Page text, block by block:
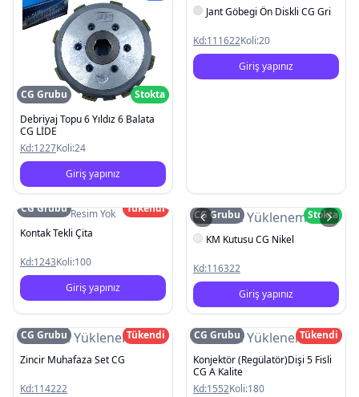
CG Grubu
Stokta
Debriyaj Topu 6 Yıldız 6 Balata
CG LİDE
Kd:1227Koli:24
Giriş yapınız
Jant Göbegi Ön Diskli CG Gri
Kd:111622Koli:20
Giriş yapınız
Resim Yok
CG Grubu
Tükendi
Kontak Tekli Çita
Kd:1243Koli:100
Giriş yapınız
Resim Yüklenemedi
CG Grubu
Stokta
KM Kutusu CG Nikel
Kd:116322
Giriş yapınız
Resim Yüklenemedi
CG Grubu
Tükendi
Zincir Muhafaza Set CG
Kd:114222
Resim Yüklenemedi
CG Grubu
Tükendi
Konjektör (Regülatör)Dişi 5 Fisli
CG A Kalite
Kd:1552Koli:180